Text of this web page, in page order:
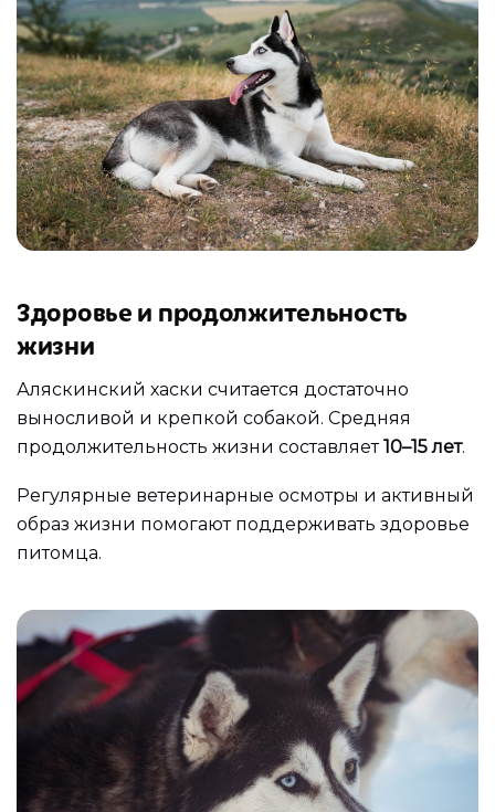
Здоровье и продолжительность
жизни
Аляскинский хаски считается достаточно
выносливой и крепкой собакой. Средняя
продолжительность жизни составляет10–15 лет.
Регулярные ветеринарные осмотры и активный
образ жизни помогают поддерживать здоровье
питомца.